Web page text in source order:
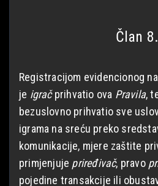
Član 8.
Registracijom evidencionog
je igračprihvatio ova Pravila,
bezuslovno prihvatio sve
igrama na sreću preko
komunikacije, mjere zaštite
primjenjuje priređivač, pravo
pojedine transakcije ili